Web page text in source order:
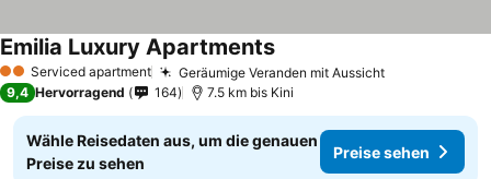
2 SterneServiced apartment Geräumige Veranden mit Aussicht
Emilia Luxury Apartments
9,4 Hervorragend 164 7.5 km bis Kini
Wähle Reisedaten aus, um die genauen
Preise zu sehen
Preise sehen